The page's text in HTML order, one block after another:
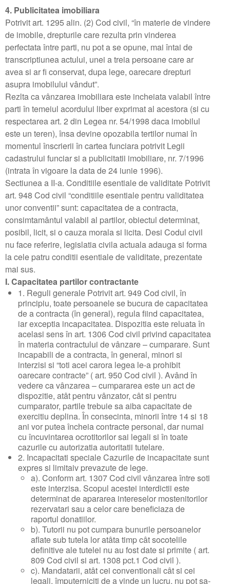
4. Publicitatea imobiliara
Potrivit art. 1295 alin. (2) Cod civil, “în materie de vindere
de imobile, drepturile care rezulta prin vinderea
perfectata între parti, nu pot a se opune, mai întai de
transcriptiunea actului, unei a treia persoane care ar
avea si ar fi conservat, dupa lege, oarecare drepturi
asupra imobilului vândut”.
Rezlta ca vânzarea imobiliara este incheiata valabil între
parti în temeiul acordului liber exprimat al acestora (si cu
respectarea art. 2 din Legea nr. 54/1998 daca imobilul
este un teren), însa devine opozabila tertilor numai în
momentul înscrierii în cartea funciara potrivit Legii
cadastrului funciar si a publicitatii imobiliare, nr. 7/1996
(intrata în vigoare la data de 24 iunie 1996).
Sectiunea a II-a. Conditiile esentiale de validitate Potrivit
art. 948 Cod civil “conditiile esentiale pentru validitatea
unor conventii” sunt: capacitatea de a contracta,
consimtamântul valabil al partilor, obiectul determinat,
posibil, licit, si o cauza morala si licita. Desi Codul civil
nu face referire, legislatia civila actuala adauga si forma
la cele patru conditii esentiale de validitate, prezentate
mai sus.
I. Capacitatea partilor contractante
1. Reguli generale Potrivit art. 949 Cod civil, în
principiu, toate persoanele se bucura de capacitatea
de a contracta (în general), regula fiind capacitatea,
iar exceptia incapacitatea. Dispozitia este reluata în
acelasi sens în art. 1306 Cod civil privind capacitatea
în materia contractului de vânzare – cumparare. Sunt
incapabili de a contracta, în general, minori si
interzisi si “toti acei carora legea le-a prohibit
oarecare contracte” ( art. 950 Cod civil ). Având în
vedere ca vânzarea – cumpararea este un act de
dispozitie, atât pentru vânzator, cât si pentru
cumparator, partile trebuie sa aiba capacitate de
exercitiu deplina. În consecinta, minorii între 14 si 18
ani vor putea încheia contracte personal, dar numai
cu încuvintarea ocrotitorilor sai legali si în toate
cazurile cu autorizatia autoritatii tutelare.
2. Incapacitati speciale Cazurile de incapacitate sunt
expres si limitaiv prevazute de lege.
a). Conform art. 1307 Cod civil vânzarea între soti
este interzisa. Scopul acestei interdictii este
determinat de apararea intereselor mostenitorilor
rezervatari sau a celor care beneficiaza de
raportul donatiilor.
b). Tutorii nu pot cumpara bunurile persoanelor
aflate sub tutela lor atâta timp cât socotelile
definitive ale tutelei nu au fost date si primite ( art.
809 Cod civil si art. 1308 pct.1 Cod civil ).
c). Mandatarii, atât cei conventionali cât si cei
legali, împuterniciti de a vinde un lucru, nu pot sa-